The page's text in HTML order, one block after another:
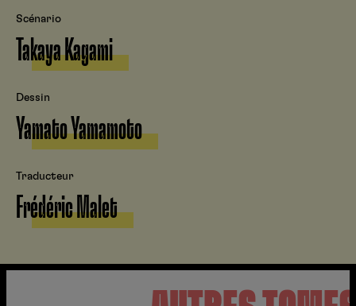
Scénario
Takaya Kagami
Dessin
Yamato Yamamoto
Traducteur
Frédéric Malet